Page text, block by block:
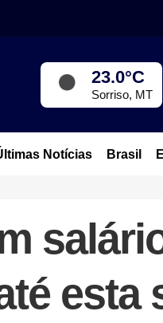
23.0°C
Sorriso, MT
Notícias Brasil
esta